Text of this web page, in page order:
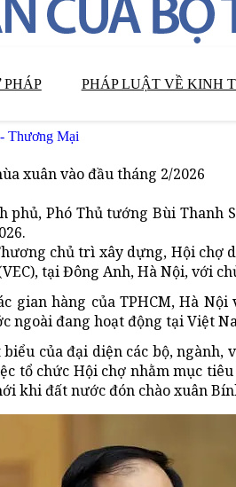
PHÁP LUẬT VỀ KINH
Thương Mại
xuân vào đầu tháng 2/2026
phủ, Phó Thủ tướng Bùi
chủ trì xây dựng, Hội
tại Đông Anh, Hà Nội, với
gian hàng của TPHCM, Hà
ngoài đang hoạt động tại Việt
của đại diện các bộ, ngành,
tổ chức Hội chợ nhằm mục
khi đất nước đón chào xuân